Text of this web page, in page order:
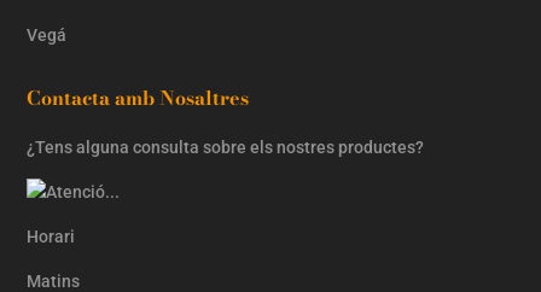
Vegá
Contacta amb Nosaltres
¿Tens alguna consulta sobre els nostres productes?
Horari
Matins